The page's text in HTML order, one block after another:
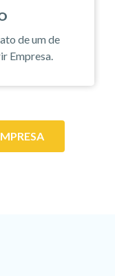
de um de
Empresa.